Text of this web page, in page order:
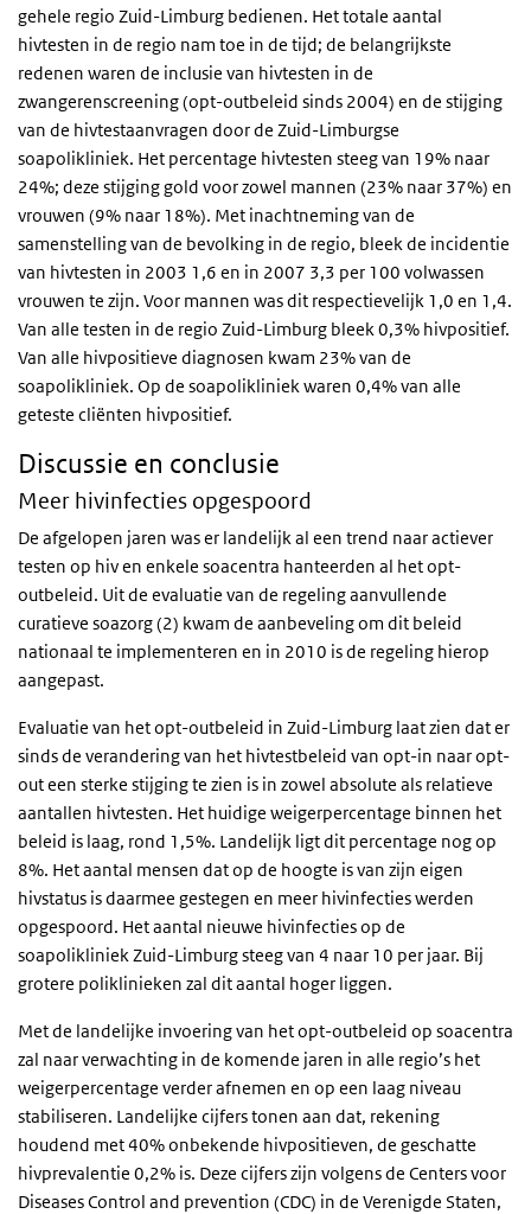
gehele regio Zuid-Limburg bedienen. Het totale aantal
hivtesten in de regio nam toe in de tijd; de belangrijkste
redenen waren de inclusie van hivtesten in de
zwangerenscreening (opt-outbeleid sinds 2004) en de stijging
van de hivtestaanvragen door de Zuid-Limburgse
soapolikliniek. Het percentage hivtesten steeg van 19% naar
24%; deze stijging gold voor zowel mannen (23% naar 37%) en
vrouwen (9% naar 18%). Met inachtneming van de
samenstelling van de bevolking in de regio, bleek de incidentie
van hivtesten in 2003 1,6 en in 2007 3,3 per 100 volwassen
vrouwen te zijn. Voor mannen was dit respectievelijk 1,0 en 1,4.
Van alle testen in de regio Zuid-Limburg bleek 0,3% hivpositief.
Van alle hivpositieve diagnosen kwam 23% van de
soapolikliniek. Op de soapolikliniek waren 0,4% van alle
geteste cliënten hivpositief.
Discussie en conclusie
Meer hivinfecties opgespoord
De afgelopen jaren was er landelijk al een trend naar actiever
testen op hiv en enkele soacentra hanteerden al het opt-
outbeleid. Uit de evaluatie van de regeling aanvullende
curatieve soazorg (2) kwam de aanbeveling om dit beleid
nationaal te implementeren en in 2010 is de regeling hierop
aangepast.
Evaluatie van het opt-outbeleid in Zuid-Limburg laat zien dat er
sinds de verandering van het hivtestbeleid van opt-in naar opt-
out een sterke stijging te zien is in zowel absolute als relatieve
aantallen hivtesten. Het huidige weigerpercentage binnen het
beleid is laag, rond 1,5%. Landelijk ligt dit percentage nog op
8%. Het aantal mensen dat op de hoogte is van zijn eigen
hivstatus is daarmee gestegen en meer hivinfecties werden
opgespoord. Het aantal nieuwe hivinfecties op de
soapolikliniek Zuid-Limburg steeg van 4 naar 10 per jaar. Bij
grotere poliklinieken zal dit aantal hoger liggen.
Met de landelijke invoering van het opt-outbeleid op soacentra
zal naar verwachting in de komende jaren in alle regio’s het
weigerpercentage verder afnemen en op een laag niveau
stabiliseren. Landelijke cijfers tonen aan dat, rekening
houdend met 40% onbekende hivpositieven, de geschatte
hivprevalentie 0,2% is. Deze cijfers zijn volgens de Centers voor
Diseases Control and prevention (CDC) in de Verenigde Staten,